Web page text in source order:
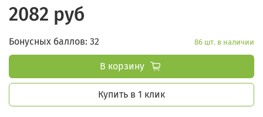
2082 руб
Бонусных баллов: 32 86 шт. в наличии
В корзину
Купить в 1 клик